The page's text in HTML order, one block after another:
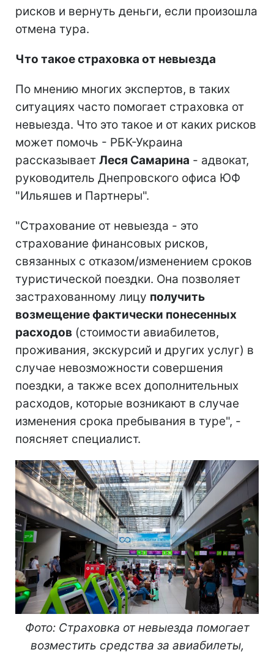
рисков и вернуть деньги, если произошла
отмена тура.
Что такое страховка от невыезда
По мнению многих экспертов, в таких
ситуациях часто помогает страховка от
невыезда. Что это такое и от каких рисков
может помочь - РБК-Украина
рассказывает Леся Самарина - адвокат,
руководитель Днепровского офиса ЮФ
"Ильяшев и Партнеры".
"Страхование от невыезда - это
страхование финансовых рисков,
связанных с отказом/изменением сроков
туристической поездки. Она позволяет
застрахованному лицу получить
возмещение фактически понесенных
расходов (стоимости авиабилетов,
проживания, экскурсий и других услуг) в
случае невозможности совершения
поездки, а также всех дополнительных
расходов, которые возникают в случае
изменения срока пребывания в туре", -
поясняет специалист.
Фото: Страховка от невыезда помогает
возместить средства за авиабилеты,